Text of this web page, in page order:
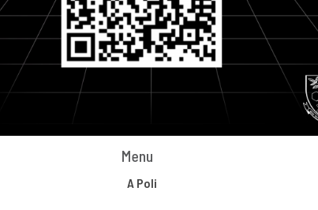
Menu
A Poli